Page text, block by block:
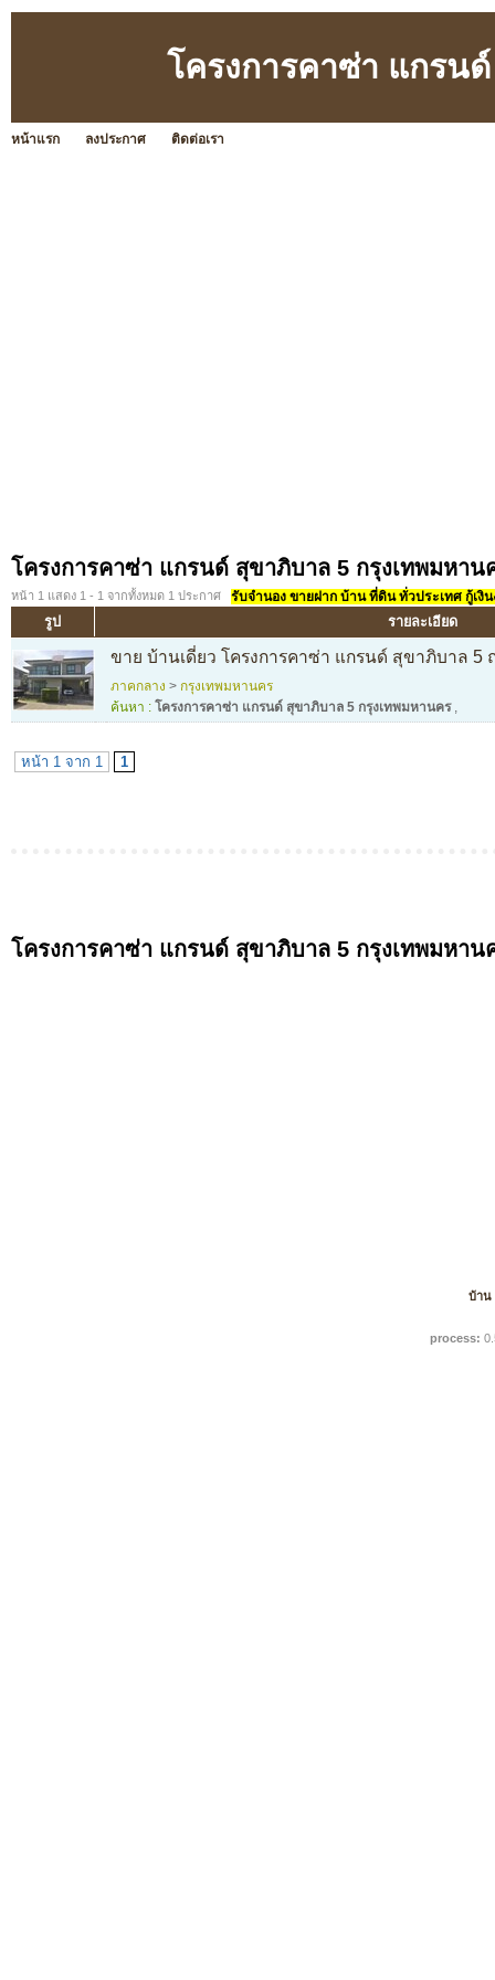
โครงการคาซ่า แกรน
หน้าแรก ลงประกาศ ติดต่อเรา
โครงการคาซ่า แกรนด์ สุขาภิบาล 5 กรุงเทพมหาน
หน้า 1 แสดง 1 - 1 จากทั้งหมด 1 ประกาศ รับจำนอง ขายฝาก บ้าน ที่ดิน ทั่วประเทศ กู้เงิ
รูป รายละเอียด
ขาย บ้านเดี่ยว โครงการคาซ่า แกรนด์ สุขาภิบาล 5
ภาคกลาง > กรุงเทพมหานคร
ค้นหา : โครงการคาซ่า แกรนด์ สุขาภิบาล 5 กรุงเทพมหานคร,
หน้า 1 จาก 1 1
โครงการคาซ่า แกรนด์ สุขาภิบาล 5 กรุงเทพมหาน
บ้าน
process: